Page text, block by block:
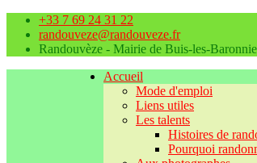
+33 7 69 24 31 22
randouveze@randouveze.fr
Randouvèze - Mairie de Buis-les-
Accueil
Mode d'emploi
Liens utiles
Les talents
Histoires de
Pourquoi